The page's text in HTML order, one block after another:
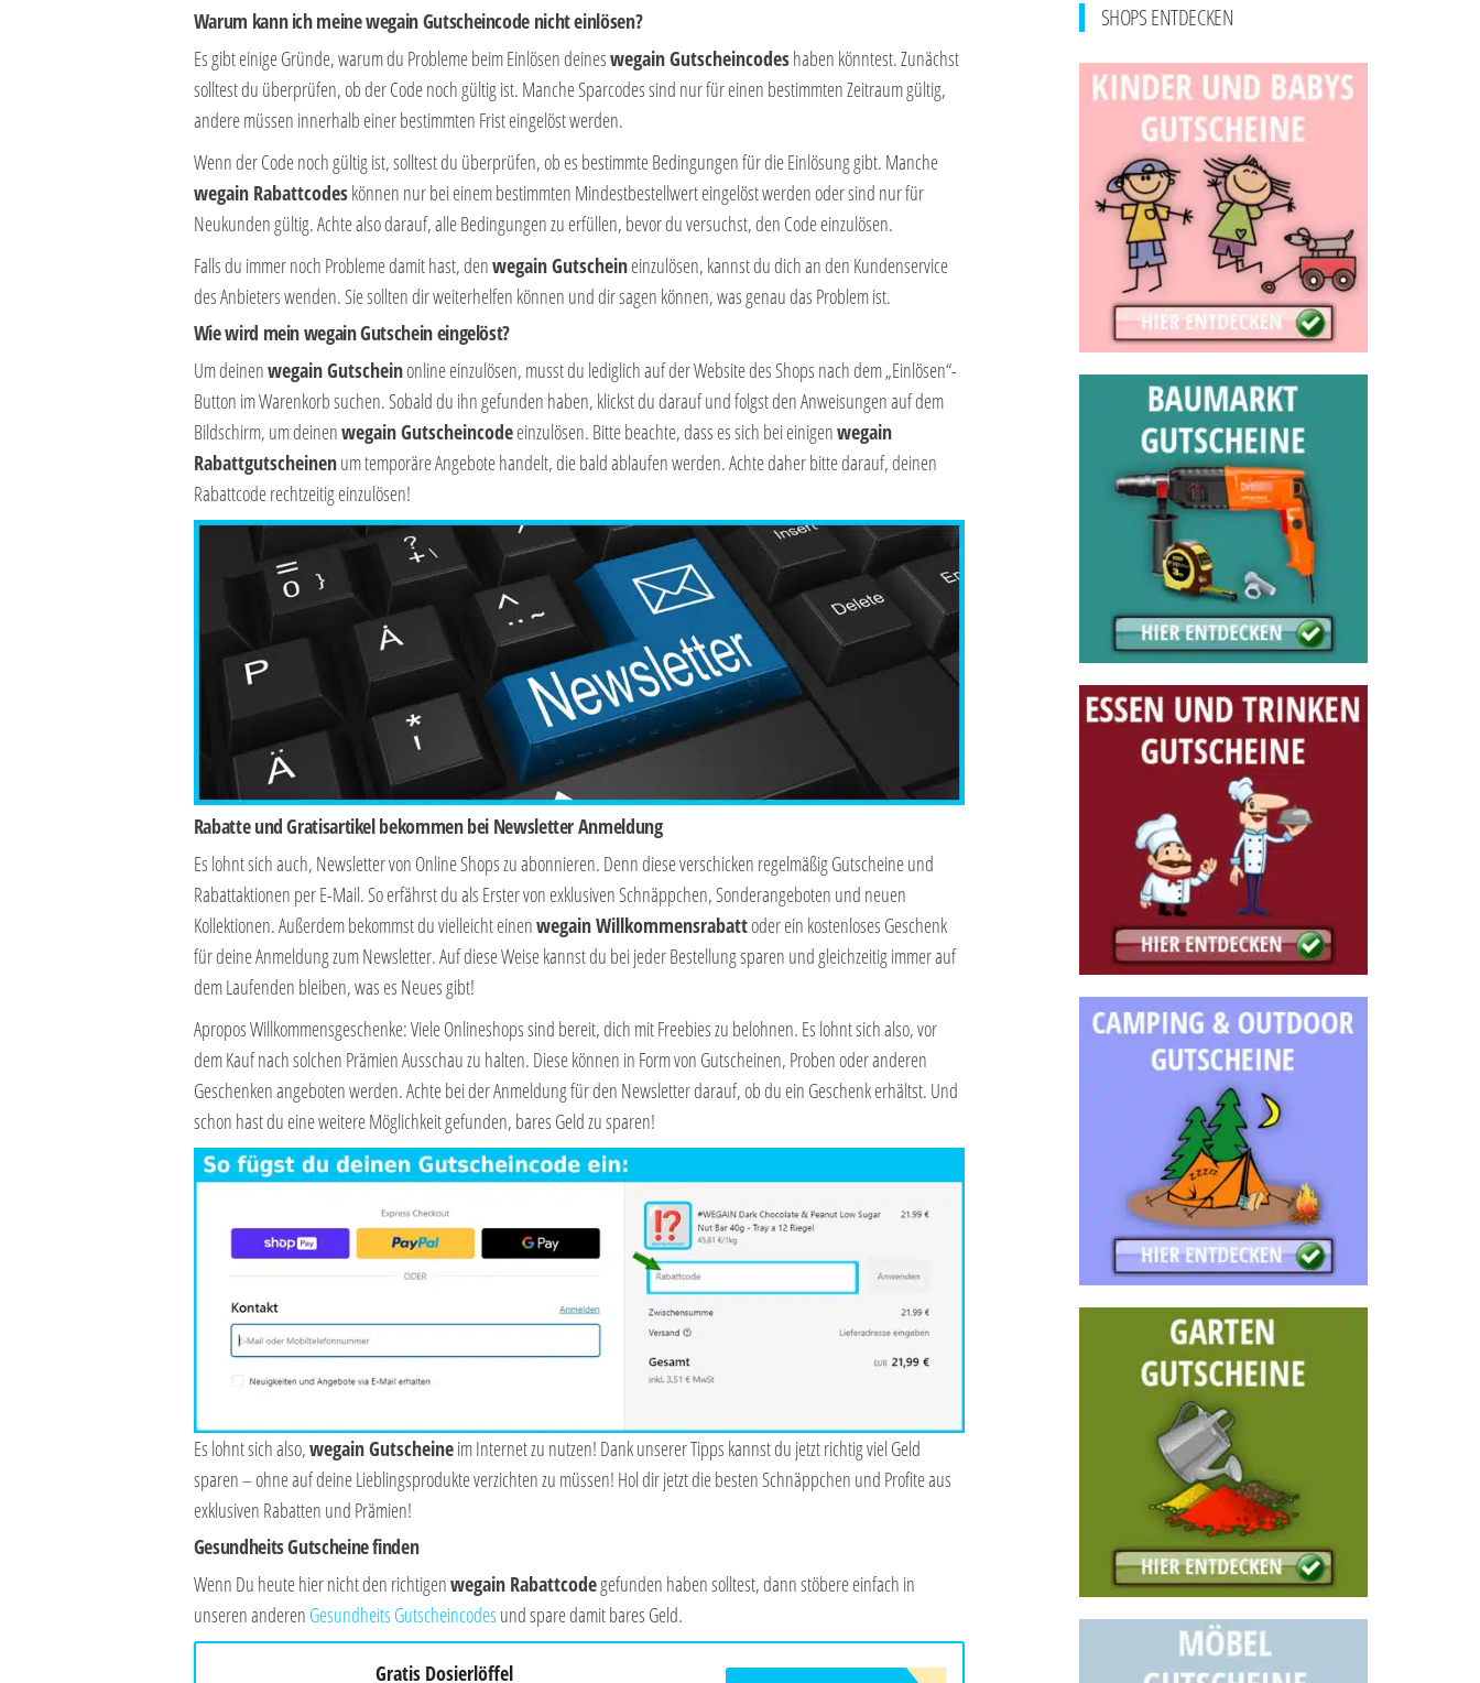
Warum kann ich meinewegainGutscheincode nicht einlösen?
Es gibt einige Gründe, warum du Probleme beim Einlösen deineswegainGutscheincodeshaben könntest. Zunächst
solltest du überprüfen, ob der Code noch gültig ist. Manche Sparcodes sind nur für einen bestimmten Zeitraum gültig,
andere müssen innerhalb einer bestimmten Frist eingelöst werden.
Wenn der Code noch gültig ist, solltest du überprüfen, ob es bestimmte Bedingungen für die Einlösung gibt. Manche
wegainRabattcodeskönnen nur bei einem bestimmten Mindestbestellwert eingelöst werden oder sind nur für
Neukunden gültig. Achte also darauf, alle Bedingungen zu erfüllen, bevor du versuchst, den Code einzulösen.
Falls du immer noch Probleme damit hast, denwegainGutscheineinzulösen, kannst du dich an den Kundenservice
des Anbieters wenden. Sie sollten dir weiterhelfen können und dir sagen können, was genau das Problem ist.
Wie wird meinwegainGutschein eingelöst?
Um deinenwegainGutscheinonline einzulösen, musst du lediglich auf der Website des Shops nach dem „Einlösen“-
Button im Warenkorb suchen. Sobald du ihn gefunden haben, klickst du darauf und folgst den Anweisungen auf dem
Bildschirm, um deinenwegainGutscheincodeeinzulösen. Bitte beachte, dass es sich bei einigenwegain
Rabattgutscheinenum temporäre Angebote handelt, die bald ablaufen werden. Achte daher bitte darauf, deinen
Rabattcode rechtzeitig einzulösen!
Rabatte und Gratisartikel bekommen bei Newsletter Anmeldung
Es lohnt sich auch, Newsletter von Online Shops zu abonnieren. Denn diese verschicken regelmäßig Gutscheine und
Rabattaktionen per E-Mail. So erfährst du als Erster von exklusiven Schnäppchen, Sonderangeboten und neuen
Kollektionen. Außerdem bekommst du vielleicht einenwegainWillkommensrabattoder ein kostenloses Geschenk
für deine Anmeldung zum Newsletter. Auf diese Weise kannst du bei jeder Bestellung sparen und gleichzeitig immer auf
dem Laufenden bleiben, was es Neues gibt!
Apropos Willkommensgeschenke: Viele Onlineshops sind bereit, dich mit Freebies zu belohnen. Es lohnt sich also, vor
dem Kauf nach solchen Prämien Ausschau zu halten. Diese können in Form von Gutscheinen, Proben oder anderen
Geschenken angeboten werden. Achte bei der Anmeldung für den Newsletter darauf, ob du ein Geschenk erhältst. Und
schon hast du eine weitere Möglichkeit gefunden, bares Geld zu sparen!
Es lohnt sich also,wegainGutscheineim Internet zu nutzen! Dank unserer Tipps kannst du jetzt richtig viel Geld
sparen – ohne auf deine Lieblingsprodukte verzichten zu müssen! Hol dir jetzt die besten Schnäppchen und Profite aus
exklusiven Rabatten und Prämien!
Gesundheits Gutscheine finden
Wenn Du heute hier nicht den richtigenwegainRabattcodegefunden haben solltest, dann stöbere einfach in
unseren anderen Gesundheits Gutscheincodes und spare damit bares Geld.
Gratis Dosierlöffel
SHOPS ENTDECKEN